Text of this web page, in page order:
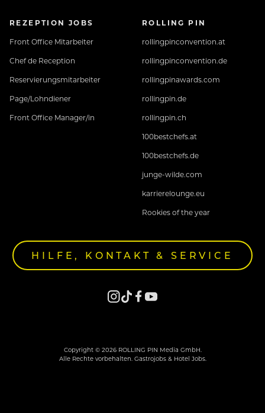
REZEPTION JOBS
Front Office Mitarbeiter
Chef de Reception
Reservierungsmitarbeiter
Page/Lohndiener
Front Office Manager/in
ROLLING PIN
rollingpinconvention.at
rollingpinconvention.de
rollingpinawards.com
rollingpin.de
rollingpin.ch
100bestchefs.at
100bestchefs.de
junge-wilde.com
karrierelounge.eu
Rookies of the year
HILFE, KONTAKT & SERVICE
Copyright © 2026 ROLLING PIN Media GmbH.
Alle Rechte vorbehalten. Gastrojobs & Hotel Jobs.